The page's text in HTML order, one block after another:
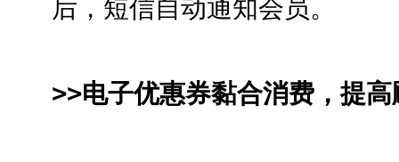
后，短信自动通知会员。
>>电子优惠券黏合消费，提